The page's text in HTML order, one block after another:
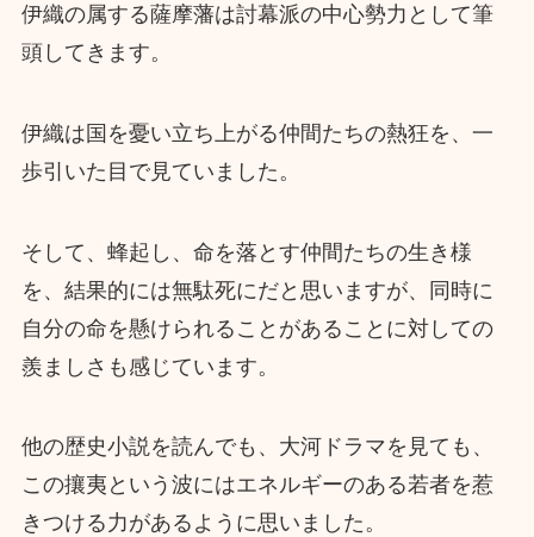
伊織の属する薩摩藩は討幕派の中心勢力として筆
頭してきます。
伊織は国を憂い立ち上がる仲間たちの熱狂を、一
歩引いた目で見ていました。
そして、蜂起し、命を落とす仲間たちの生き様
を、結果的には無駄死にだと思いますが、同時に
自分の命を懸けられることがあることに対しての
羨ましさも感じています。
他の歴史小説を読んでも、大河ドラマを見ても、
この攘夷という波にはエネルギーのある若者を惹
きつける力があるように思いました。